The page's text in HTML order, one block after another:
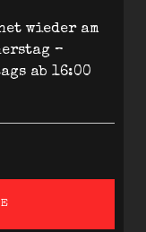
wieder am
–
ab 16:00